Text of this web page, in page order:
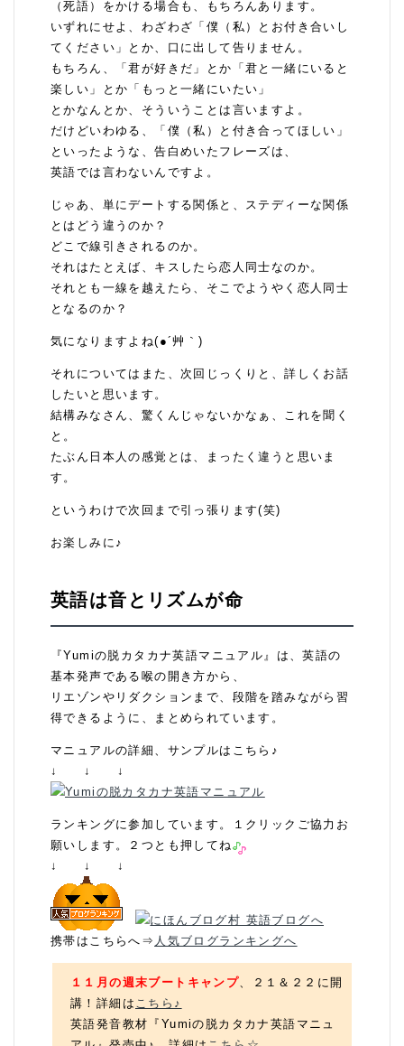
（死語）をかける場合も、もちろんあります。
いずれにせよ、わざわざ「僕（私）とお付き合いし
てください」とか、口に出して告りません。
もちろん、「君が好きだ」とか「君と一緒にいると
楽しい」とか「もっと一緒にいたい」
とかなんとか、そういうことは言いますよ。
だけどいわゆる、「僕（私）と付き合ってほしい」
といったような、告白めいたフレーズは、
英語では言わないんですよ。
じゃあ、単にデートする関係と、ステディーな関係
とはどう違うのか？
どこで線引きされるのか。
それはたとえば、キスしたら恋人同士なのか。
それとも一線を越えたら、そこでようやく恋人同士
となるのか？
気になりますよね(●´艸｀)
それについてはまた、次回じっくりと、詳しくお話
したいと思います。
結構みなさん、驚くんじゃないかなぁ、これを聞く
と。
たぶん日本人の感覚とは、まったく違うと思いま
す。
というわけで次回まで引っ張ります(笑)
お楽しみに♪
英語は音とリズムが命
『Yumiの脱カタカナ英語マニュアル』は、英語の
基本発声である喉の開き方から、
リエゾンやリダクションまで、段階を踏みながら習
得できるように、まとめられています。
マニュアルの詳細、サンプルはこちら♪
↓ ↓ ↓
ランキングに参加しています。１クリックご協力お
願いします。２つとも押してね
↓ ↓ ↓
携帯はこちらへ⇒ 人気ブログランキングへ
１１月の週末ブートキャンプ 、２１＆２２に開
講！詳細は こちら♪
英語発音教材『Yumiの脱カタカナ英語マニュ